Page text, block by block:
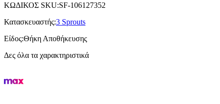
ΚΩΔΙΚΟΣ SKU:SF-106127352
Κατασκευαστής:3 Sprouts
Είδος:Θήκη Αποθήκευσης
Δες όλα τα χαρακτηριστικά